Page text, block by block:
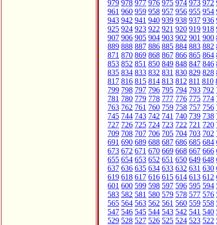
979 978 977 976 975 974 973 972
961 960 959 958 957 956 955 954
943 942 941 940 939 938 937 936
925 924 923 922 921 920 919 918
907 906 905 904 903 902 901 900
889 888 887 886 885 884 883 882
871 870 869 868 867 866 865 864
853 852 851 850 849 848 847 846
835 834 833 832 831 830 829 828
817 816 815 814 813 812 811 810
799 798 797 796 795 794 793 792
781 780 779 778 777 776 775 774
763 762 761 760 759 758 757 756
745 744 743 742 741 740 739 738
727 726 725 724 723 722 721 720
709 708 707 706 705 704 703 702
691 690 689 688 687 686 685 684
673 672 671 670 669 668 667 666
655 654 653 652 651 650 649 648
637 636 635 634 633 632 631 630
619 618 617 616 615 614 613 612
601 600 599 598 597 596 595 594
583 582 581 580 579 578 577 576
565 564 563 562 561 560 559 558
547 546 545 544 543 542 541 540
529 528 527 526 525 524 523 522